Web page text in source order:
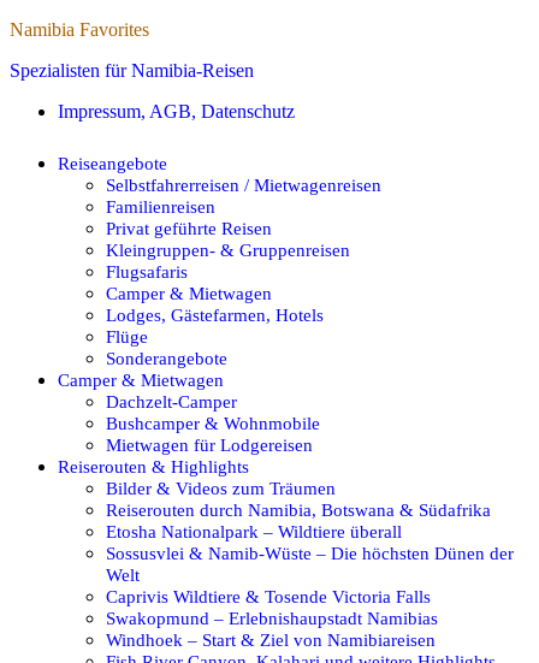
Namibia Favorites
Spezialisten für Namibia-Reisen
Impressum, AGB, Datenschutz
Reiseangebote
Selbstfahrerreisen / Mietwagenreisen
Familienreisen
Privat geführte Reisen
Kleingruppen- & Gruppenreisen
Flugsafaris
Camper & Mietwagen
Lodges, Gästefarmen, Hotels
Flüge
Sonderangebote
Camper & Mietwagen
Dachzelt-Camper
Bushcamper & Wohnmobile
Mietwagen für Lodgereisen
Reiserouten & Highlights
Bilder & Videos zum Träumen
Reiserouten durch Namibia, Botswana & Südafrika
Etosha Nationalpark – Wildtiere überall
Sossusvlei & Namib-Wüste – Die höchsten Dünen der
Welt
Caprivis Wildtiere & Tosende Victoria Falls
Swakopmund – Erlebnishaupstadt Namibias
Windhoek – Start & Ziel von Namibiareisen